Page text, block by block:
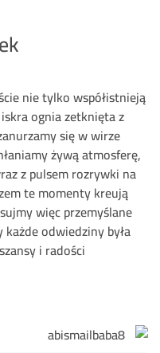
nie tylko współistnieją
ognia zetknięta z
się w wirze
żywą atmosferę,
z pulsem rozrywki na
te momenty kreują
więc przemyślane
odwiedziny była
i radości.